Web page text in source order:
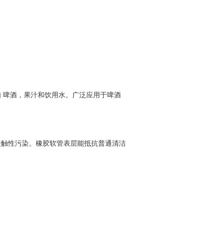
酒，果汁和饮用水。广泛应用于啤酒
性污染。橡胶软管表层能抵抗普通清洁